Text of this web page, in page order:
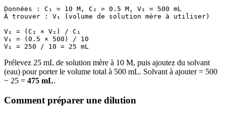
Données : C₁ = 10 M, C₂ = 0.5 M, V₂ = 500 mL
À trouver : V₁ (volume de solution mère à utiliser)
V₁ = (C₂ × V₂) / C₁
V₁ = (0.5 × 500) / 10
Prélevez 25 mL de solution mère à 10 M, puis ajoutez du solvant
(eau) pour porter le volume total à 500 mL. Solvant à ajouter = 500
− 25 = 475 mL.
Comment préparer une dilution